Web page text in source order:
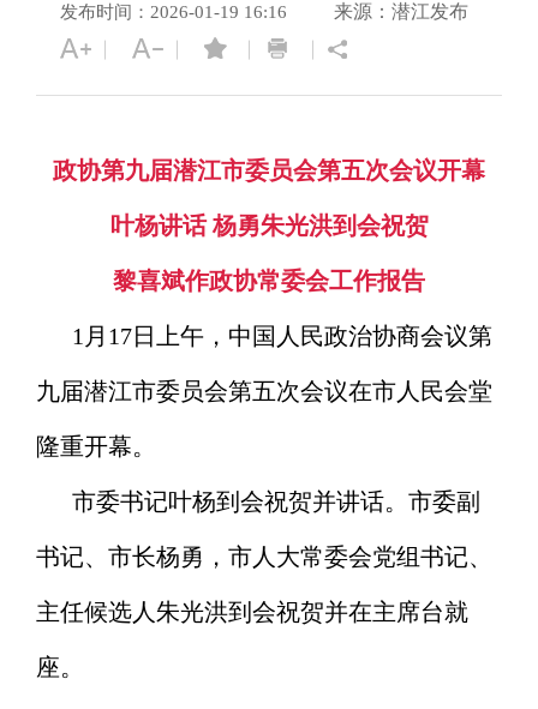
发布时间：2026-01-19 16:16 来源：潜江发布
政协第九届潜江市委员会第五次会议开幕
叶杨讲话 杨勇朱光洪到会祝贺
黎喜斌作政协常委会工作报告
1月17日上午，中国人民政治协商会议第
九届潜江市委员会第五次会议在市人民会堂
隆重开幕。
市委书记叶杨到会祝贺并讲话。市委副
书记、市长杨勇，市人大常委会党组书记、
主任候选人朱光洪到会祝贺并在主席台就
座。